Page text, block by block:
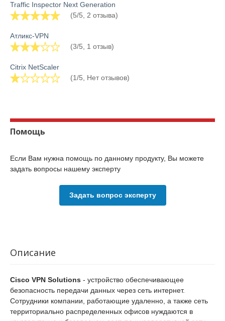
Traffic Inspector Next Generation
(5/5, 2 отзыва)
Атликс-VPN
(3/5, 1 отзыв)
Citrix NetScaler
(1/5, Нет отзывов)
Помощь
Если Вам нужна помощь по данному продукту, Вы можете
задать вопросы нашему эксперту
Задать вопрос эксперту
Описание
Cisco VPN Solutions - устройство обеспечивающее
безопасность передачи данных через сеть интернет.
Сотрудники компании, работающие удаленно, а также сеть
территориально распределенных офисов нуждаются в